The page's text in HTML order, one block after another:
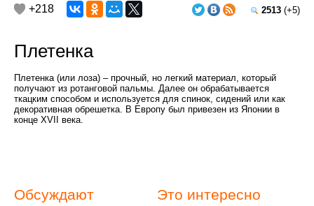
2513 (+5)
+218
Плетенка
Плетенка (или лоза) – прочный, но легкий материал, который
получают из ротанговой пальмы. Далее он обрабатывается
ткацким способом и используется для спинок, сидений или как
декоративная обрешетка. В Европу был привезен из Японии в
конце XVII века.
Обсуждают Это интересно